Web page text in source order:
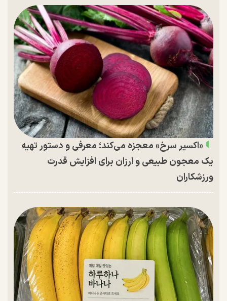
«اکسیر سرخ» معجزه می‌کند؛ معرفی و دستور تهیه
یک معجون طبیعی و ارزان برای افزایش قدرت
ورزشکاران